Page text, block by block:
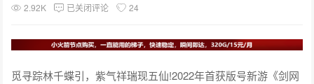
2.92K
已关闭评论 24
觅寻踪林千蝶引，紫气祥瑞现五仙!2022年首获版号新游《剑网